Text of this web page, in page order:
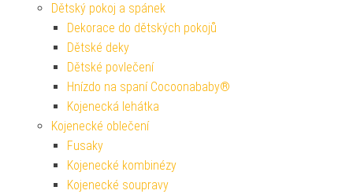
Dětský pokoj a spánek
Dekorace do dětských pokojů
Dětské deky
Dětské povlečení
Hnízdo na spaní Cocoonababy®
Kojenecká lehátka
Kojenecké oblečení
Fusaky
Kojenecké kombinézy
Kojenecké soupravy